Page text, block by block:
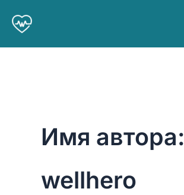
Имя автора:
wellhero